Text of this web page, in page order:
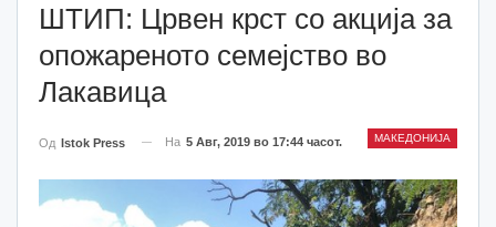
ШТИП: Црвен крст со акција за
опожареното семејство во
Лакавица
МАКЕДОНИЈА
Од Istok Press На 5 Авг, 2019 во 17:44 часот.